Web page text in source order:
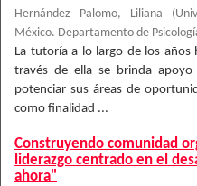
Hernández Palomo, Liliana (
México. Departamento de
La tutoría a lo largo de los
través de ella se brinda
potenciar sus áreas de
como finalidad ...
Construyendo comunidad
liderazgo centrado en el
ahora"